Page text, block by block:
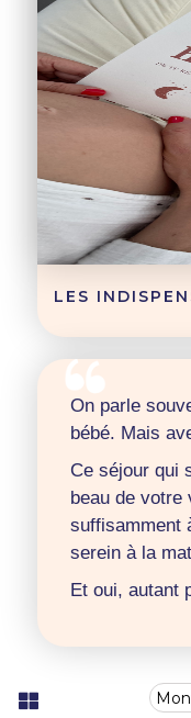
LES
On parle
bébé. Mais
Ce séjour qui
beau de votre
suffisamment
serein à la
Et oui, autant